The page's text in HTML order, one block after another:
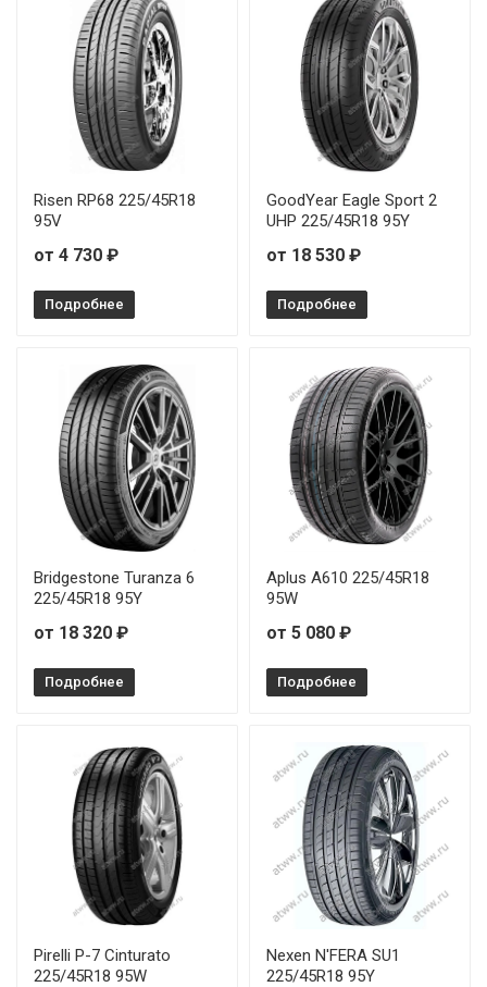
Arivo Ultra ARZ5 245/50R20 105W
Arivo Ultra ARZ5 245/55R19 103V
Arivo Ultra ARZ5 255/30R20 92Y
Arivo Ultra ARZ5 255/30R21 93W
Arivo Ultra ARZ5 255/30R22 95W
Arivo Ultra ARZ5 255/30R24 97W
Risen RP68 225/45R18
95V
от 4 730 ₽
Подробнее
GoodYear Eagle Sport 2
UHP 225/45R18 95Y
от 18 530 ₽
Подробнее
Bridgestone Turanza 6
225/45R18 95Y
от 18 320 ₽
Подробнее
Aplus A610 225/45R18
95W
от 5 080 ₽
Подробнее
Pirelli P-7 Cinturato
225/45R18 95W
Nexen N'FERA SU1
225/45R18 95Y